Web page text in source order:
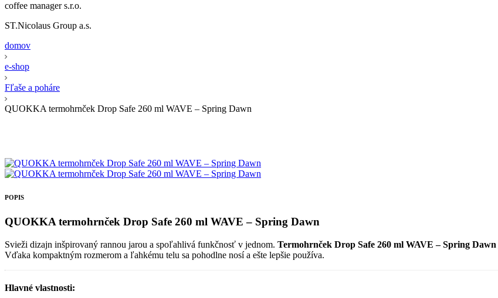
coffee manager s.r.o.
ST.Nicolaus Group a.s.
domov
e-shop
Fľaše a poháre
QUOKKA termohrnček Drop Safe 260 ml WAVE – Spring Dawn
POPIS
QUOKKA termohrnček Drop Safe 260 ml WAVE – Spring Dawn
Svieži dizajn inšpirovaný rannou jarou a spoľahlivá funkčnosť v jednom. Termohrnček Drop Safe 260 ml WAVE – Spring Dawn
Vďaka kompaktným rozmerom a ľahkému telu sa pohodlne nosí a ešte lepšie používa.
Hlavné vlastnosti: